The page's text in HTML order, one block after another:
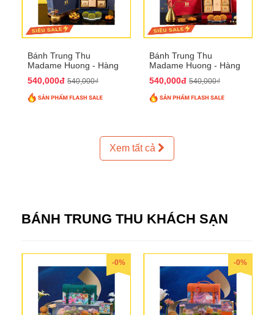
Bánh Trung Thu
Madame Huong - Hàng
540,000đ 540,000₫
Bánh Trung Thu
Madame Huong - Hàng
540,000đ 540,000₫
Xem tất cả
BÁNH TRUNG THU KHÁCH SẠN
-0% -0%